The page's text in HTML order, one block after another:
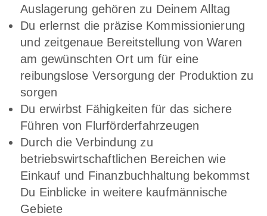
Auslagerung gehören zu Deinem Alltag
Du erlernst die präzise Kommissionierung
und zeitgenaue Bereitstellung von Waren
am gewünschten Ort um für eine
reibungslose Versorgung der Produktion zu
sorgen
Du erwirbst Fähigkeiten für das sichere
Führen von Flurförderfahrzeugen
Durch die Verbindung zu
betriebswirtschaftlichen Bereichen wie
Einkauf und Finanzbuchhaltung bekommst
Du Einblicke in weitere kaufmännische
Gebiete